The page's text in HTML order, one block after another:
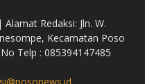
Redaksi: Jln. W.
Kecamatan Poso
Telp : 085394147485